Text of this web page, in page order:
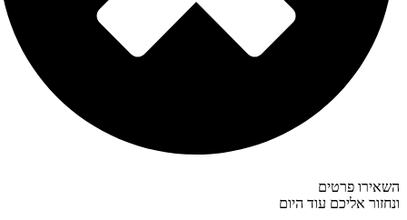
השאירו פרטים
ונחזור אליכם עוד היום